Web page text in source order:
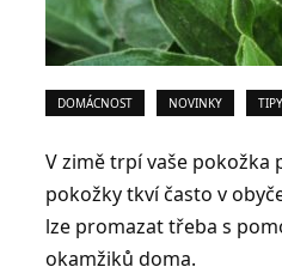
DOMÁCNOST NOVINKY
V zimě trpí vaše pokožka
pokožky tkví často v
lze promazat třeba s
okamžiků doma.